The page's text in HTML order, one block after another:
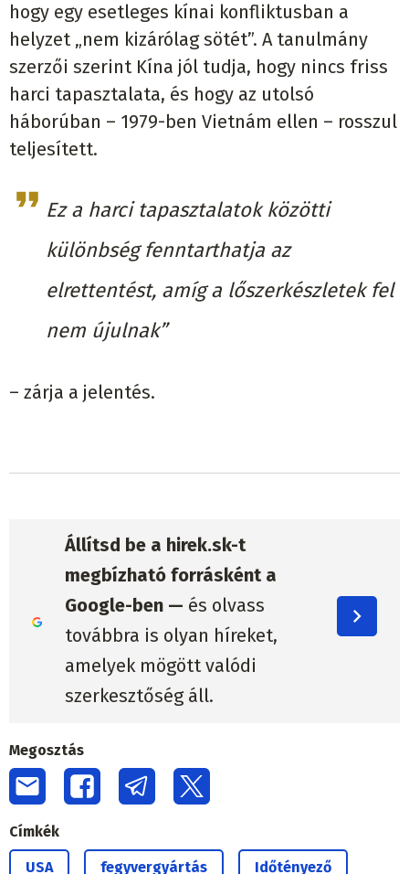
hogy egy esetleges kínai konfliktusban a
helyzet „nem kizárólag sötét”. A tanulmány
szerzői szerint Kína jól tudja, hogy nincs friss
harci tapasztalata, és hogy az utolsó
háborúban – 1979-ben Vietnám ellen – rosszul
teljesített.
Ez a harci tapasztalatok közötti
különbség fenntarthatja az
elrettentést, amíg a lőszerkészletek fel
nem újulnak”
– zárja a jelentés.
Állítsd be a hirek.sk-t
megbízható forrásként a
Google-ben — és olvass
továbbra is olyan híreket,
amelyek mögött valódi
szerkesztőség áll.
Megosztás
Címkék
USA fegyvergyártás Időtényező